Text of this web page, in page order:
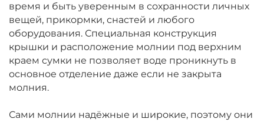
время и быть уверенным в сохранности личных
вещей, прикормки, снастей и любого
оборудования. Специальная конструкция
крышки и расположение молнии под верхним
краем сумки не позволяет воде проникнуть в
основное отделение даже если не закрыта
молния.
Сами молнии надёжные и широкие, поэтому они